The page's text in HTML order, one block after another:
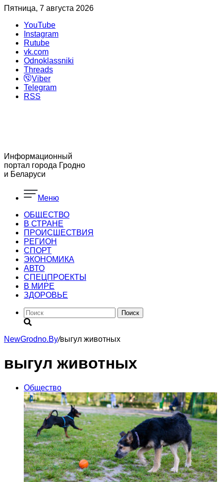
Пятница, 7 августа 2026
YouTube
Instagram
Rutube
vk.com
Odnoklassniki
Threads
Viber
Telegram
RSS
Информационный
портал города Гродно
и Беларуси
Меню
ОБЩЕСТВО
В СТРАНЕ
ПРОИСШЕСТВИЯ
РЕГИОН
CПОРТ
ЭКОНОМИКА
АВТО
СПЕЦПРОЕКТЫ
В МИРЕ
ЗДОРОВЬЕ
Поиск
NewGrodno.By/выгул животных
выгул животных
Общество